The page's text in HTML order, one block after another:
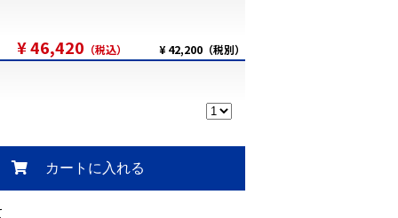
¥ 46,420 （税込） ¥ 42,200（税別）
カートに入れる